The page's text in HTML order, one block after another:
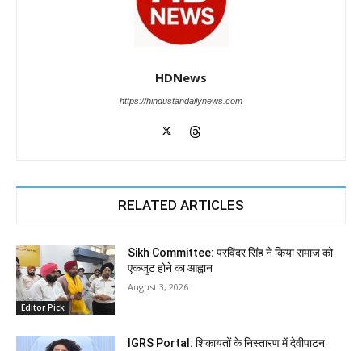
HDNews
https://hindustandailynews.com
RELATED ARTICLES
Editor Pick
Sikh Committee: परविंदर सिंह ने किया समाज को
एकजुट होने का आह्वान
August 3, 2026
IGRS Portal: शिकायतों के निस्तारण में देवीपाटन